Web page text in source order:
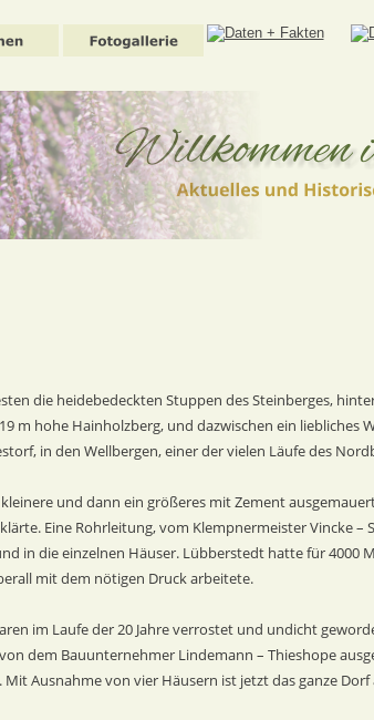
die heidebedeckten Stuppen des Steinberges,
m hohe Hainholzberg, und dazwischen ein liebliches
in den Wellbergen, einer der vielen Läufe des
und dann ein größeres mit Zement
Eine Rohrleitung, vom Klempnermeister Vincke –
in die einzelnen Häuser. Lübberstedt hatte für 4000
mit dem nötigen Druck arbeitete.
im Laufe der 20 Jahre verrostet und undicht
dem Bauunternehmer Lindemann – Thieshope
Ausnahme von vier Häusern ist jetzt das ganze Dorf